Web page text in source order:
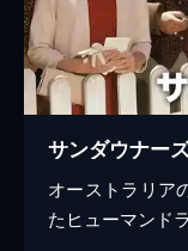
サンダウナー
オーストラリア
たヒューマンド